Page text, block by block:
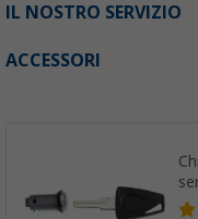
IL NOSTRO SERVIZIO
ACCESSORI